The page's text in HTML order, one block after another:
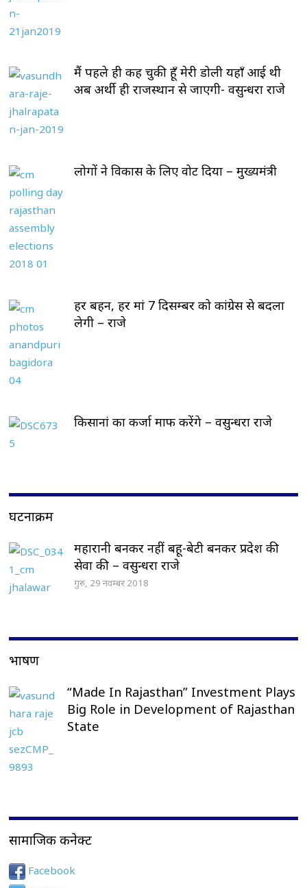
मैं पहले ही कह चुकी हूँ मेरी डोली यहाँ आई थी
अब अर्थी ही राजस्थान से जाएगी- वसुन्धरा राजे
लोगों ने विकास के लिए वोट दिया – मुख्यमंत्री
हर बहन, हर मां 7 दिसम्बर को कांग्रेस से बदला
लेगी – राजे
किसानां का कर्जा माफ करेंगे – वसुन्धरा राजे
घटनाक्रम
महारानी बनकर नहीं बहू-बेटी बनकर प्रदेश की
सेवा की – वसुन्धरा राजे
गुरु, 29 नवम्बर 2018
भाषण
“Made In Rajasthan” Investment Plays
Big Role in Development of Rajasthan
State
सामाजिक कनेक्ट
Facebook